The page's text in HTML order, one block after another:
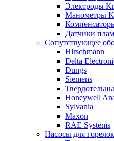
Электроды
Манометры
Датчики
Сопутствующее
Hirschmann
Delta
Dungs
Siemens
Honeywell
Sylvania
Maxon
RAE Systems
Насосы для горелок